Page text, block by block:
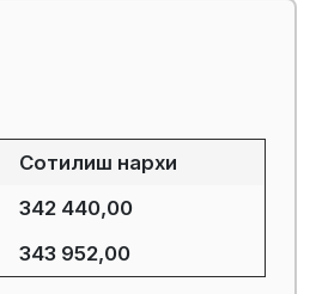
Сотилиш нархи
342 440,00
343 952,00